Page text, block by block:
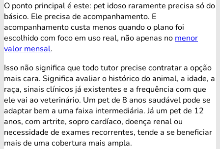
O ponto principal é este: pet idoso raramente precisa só do
básico. Ele precisa de acompanhamento. E
acompanhamento custa menos quando o plano foi
escolhido com foco em uso real, não apenas no menor
valor mensal.
Isso não significa que todo tutor precise contratar a opção
mais cara. Significa avaliar o histórico do animal, a idade, a
raça, sinais clínicos já existentes e a frequência com que
ele vai ao veterinário. Um pet de 8 anos saudável pode se
adaptar bem a uma faixa intermediária. Já um pet de 12
anos, com artrite, sopro cardíaco, doença renal ou
necessidade de exames recorrentes, tende a se beneficiar
mais de uma cobertura mais ampla.